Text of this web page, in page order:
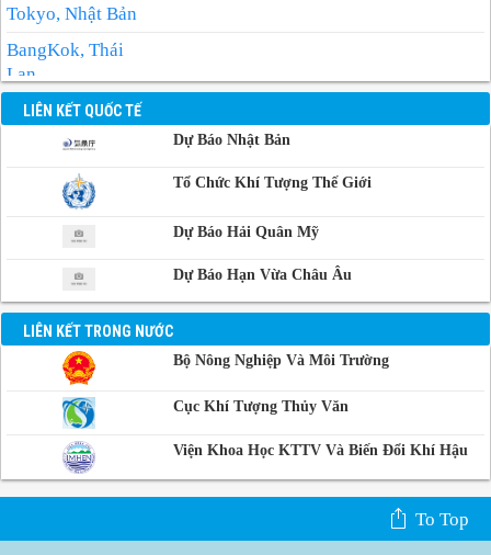
Tokyo, Nhật Bản
BangKok, Thái
Lan
Manila, Philippin
Phnom-Penh,
Campuchia
LIÊN KẾT QUỐC TẾ
Dự Báo Nhật Bản
Tổ Chức Khí Tượng Thế Giới
Dự Báo Hải Quân Mỹ
Dự Báo Hạn Vừa Châu Âu
LIÊN KẾT TRONG NƯỚC
Bộ Nông Nghiệp Và Môi Trường
Cục Khí Tượng Thủy Văn
Viện Khoa Học KTTV Và Biến Đổi Khí Hậu
To Top